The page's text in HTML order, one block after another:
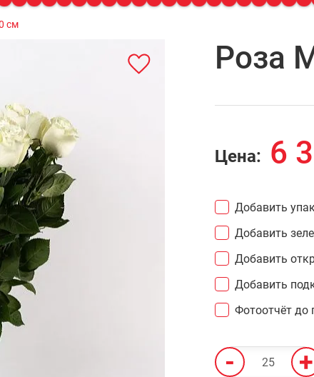
см
Роза
Цена: 6
Добавить
Добавить
Добавить
Добавить
Фотоотчёт до
- +